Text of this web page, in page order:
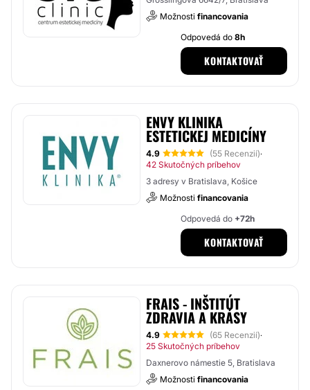
Možnosti financovania
Odpovedá do8h
KONTAKTOVAŤ
ENVY KLINIKA
ESTETICKEJ MEDICÍNY
4.9 (55 Recenzií)·
42 Skutočných príbehov
3 adresy v Bratislava, Košice
Možnosti financovania
Odpovedá do +72h
KONTAKTOVAŤ
FRAIS - INŠTITÚT
ZDRAVIA A KRÁSY
4.9 (65 Recenzií)·
25 Skutočných príbehov
Daxnerovo námestie 5, Bratislava
Možnosti financovania